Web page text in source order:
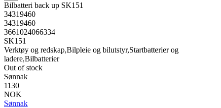
Bilbatteri back up SK151
34319460
34319460
3661024066334
SK151
Verktøy og redskap,Bilpleie og bilutstyr,Startbatterier og
ladere,Bilbatterier
Out of stock
Sønnak
1130
NOK
Sønnak